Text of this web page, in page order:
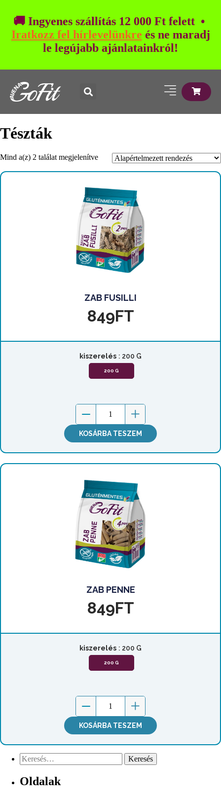
🚚 Ingyenes szállítás 12 000 Ft felett •
Iratkozz fel hírlevelünkre és ne maradj
le legújabb ajánlatainkról!
Tészták
Mind a(z) 2 találat megjelenítve
ZAB FUSILLI
849FT
kiszerelés : 200 G
200 G
KOSÁRBA TESZEM
ZAB PENNE
849FT
kiszerelés : 200 G
200 G
KOSÁRBA TESZEM
Oldalak